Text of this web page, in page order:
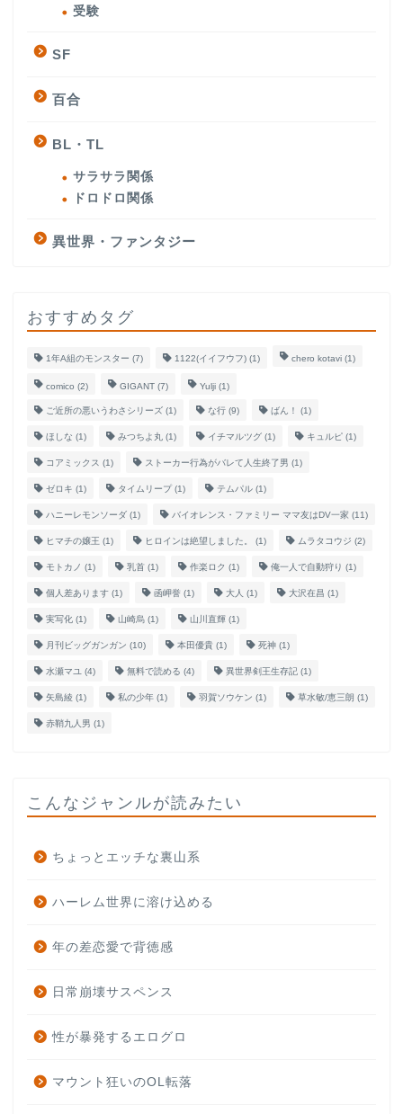
受験
SF
百合
BL・TL
サラサラ関係
ドロドロ関係
異世界・ファンタジー
おすすめタグ
1年A組のモンスター (7) 1122(イイフウフ) (1) chero kotavi (1)
comico (2) GIGANT (7) Yulji (1)
ご近所の悪いうわさシリーズ (1) な行 (9) ばん！ (1)
ほしな (1) みつちよ丸 (1) イチマルツグ (1) キュルピ (1)
コアミックス (1) ストーカー行為がバレて人生終了男 (1)
ゼロキ (1) タイムリープ(1) テムパル (1)
ハニーレモンソーダ (1) バイオレンス・ファミリー ママ友はDV一家 (11)
ヒマチの嬢王 (1) ヒロインは絶望しました。 (1) ムラタコウジ (2)
モトカノ (1) 乳首 (1) 作楽ロク (1) 俺一人で自動狩り (1)
個人差あります (1) 函岬誉 (1) 大人 (1) 大沢在昌 (1)
実写化 (1) 山崎烏 (1) 山川直輝 (1)
月刊ビッグガンガン (10) 本田優貴 (1) 死神 (1)
水瀬マユ (4) 無料で読める (4) 異世界剣王生存記 (1)
矢島綾 (1) 私の少年 (1) 羽賀ソウケン (1) 草水敏/恵三朗 (1)
赤鞘九人男 (1)
こんなジャンルが読みたい
ちょっとエッチな裏山系
ハーレム世界に溶け込める
年の差恋愛で背徳感
日常崩壊サスペンス
性が暴発するエログロ
マウント狂いのOL転落